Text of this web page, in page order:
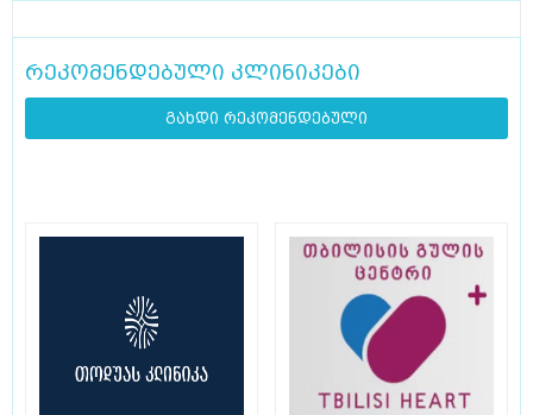
რეკომენდებული კლინიკები
გახდი რეკომენდებული